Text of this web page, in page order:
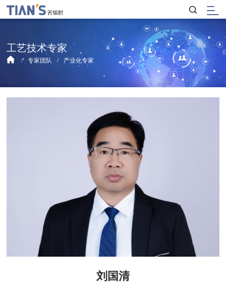
工艺技术专家
专家团队 产业化专家
刘国清